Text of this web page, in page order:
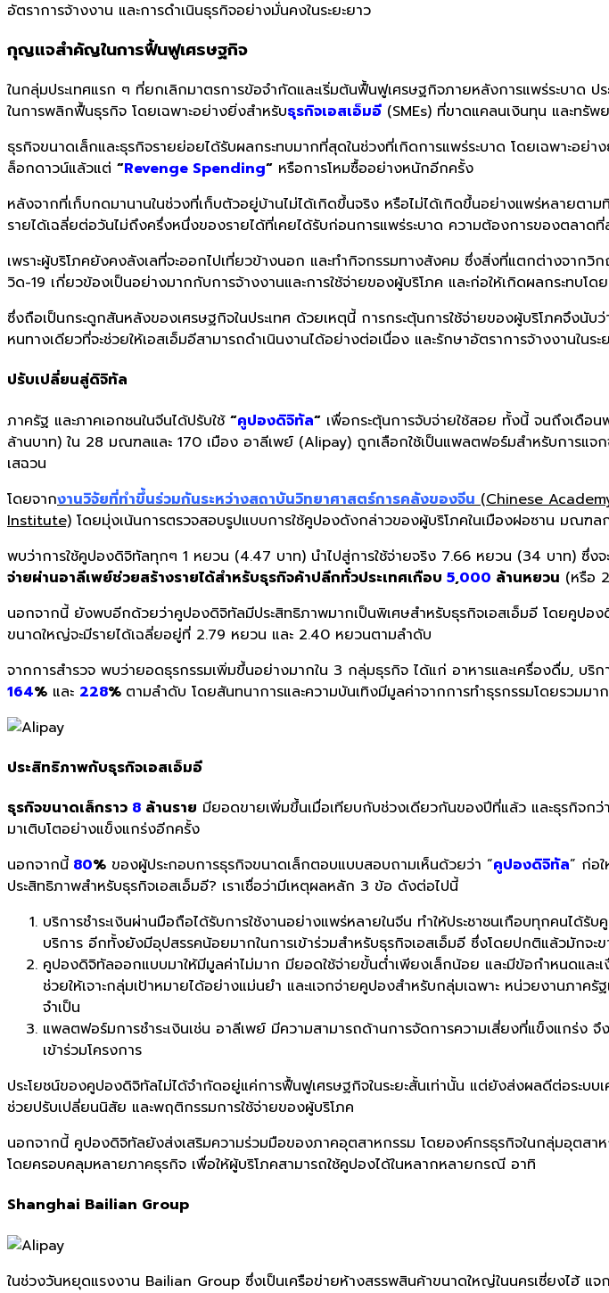
อัตราการจ้างงาน และการดำเนินธุรกิจอย่างมั่นคงในระยะยาว
กุญแจสำคัญในการฟื้นฟูเศรษฐกิจ
ในกลุ่มประเทศแรก ๆ ที่ยกเลิกมาตรการข้อจำกัดและเริ่มต้นฟื้นฟูเศรษฐกิจภายหลังการแพร่ระบาด
ในการพลิกฟื้นธุรกิจ โดยเฉพาะอย่างยิ่งสำหรับธุรกิจเอสเอ็มอี (SMEs) ที่ขาดแคลนเงินทุน และทรั
ธุรกิจขนาดเล็กและธุรกิจรายย่อยได้รับผลกระทบมากที่สุดในช่วงที่เกิดการแพร่ระบาด โดยเฉพาะอ
ล็อกดาวน์แล้วแต่ “Revenge Spending“ หรือการโหมซื้ออย่างหนักอีกครั้ง
หลังจากที่เก็บกดมานานในช่วงที่เก็บตัวอยู่บ้านไม่ได้เกิดขึ้นจริง หรือไม่ได้เกิดขึ้นอย่างแพร่หลายต
รายได้เฉลี่ยต่อวันไม่ถึงครึ่งหนึ่งของรายได้ที่เคยได้รับก่อนการแพร่ระบาด ความต้องการของตลาด
เพราะผู้บริโภคยังคงลังเลที่จะออกไปเที่ยวข้างนอก และทำกิจกรรมทางสังคม ซึ่งสิ่งที่แตกต่างจาก
วิด-19 เกี่ยวข้องเป็นอย่างมากกับการจ้างงานและการใช้จ่ายของผู้บริโภค และก่อให้เกิดผลกระทบโ
ซึ่งถือเป็นกระดูกสันหลังของเศรษฐกิจในประเทศ ด้วยเหตุนี้ การกระตุ้นการใช้จ่ายของผู้บริโภคจึง
หนทางเดียวที่จะช่วยให้เอสเอ็มอีสามารถดำเนินงานได้อย่างต่อเนื่อง และรักษาอัตราการจ้างงานในระ
ปรับเปลี่ยนสู่ดิจิทัล
ภาครัฐ และภาคเอกชนในจีนได้ปรับใช้ “คูปองดิจิทัล“ เพื่อกระตุ้นการจับจ่ายใช้สอย ทั้งนี้ จนถึงเดือ
ล้านบาท) ใน 28 มณฑลและ 170 เมือง อาลีเพย์ (Alipay) ถูกเลือกใช้เป็นแพลตฟอร์มสำหรับการแ
เสฉวน
โดยจากงานวิจัยที่ทำขึ้นร่วมกันระหว่างสถาบันวิทยาศาสตร์การคลังของจีน (Chinese
Institute) โดยมุ่งเน้นการตรวจสอบรูปแบบการใช้คูปองดังกล่าวของผู้บริโภคในเมืองฝอซาน มณฑล
พบว่าการใช้คูปองดิจิทัลทุกๆ 1 หยวน (4.47 บาท) นำไปสู่การใช้จ่ายจริง 7.66 หยวน (34 บาท) ซึ่
จ่ายผ่านอาลีเพย์ช่วยสร้างรายได้สำหรับธุรกิจค้าปลีกทั่วประเทศเกือบ 5,000 ล้านหยวน (หรือ
นอกจากนี้ ยังพบอีกด้วยว่าคูปองดิจิทัลมีประสิทธิภาพมากเป็นพิเศษสำหรับธุรกิจเอสเอ็มอี โดยคูป
ขนาดใหญ่จะมีรายได้เฉลี่ยอยู่ที่ 2.79 หยวน และ 2.40 หยวนตามลำดับ
จากการสำรวจ พบว่ายอดธุรกรรมเพิ่มขึ้นอย่างมากใน 3 กลุ่มธุรกิจ ได้แก่ อาหารและเครื่องดื่ม, บริ
164% และ 228% ตามลำดับ โดยสันทนาการและความบันเทิงมีมูลค่าจากการทำธุรกรรมโดยรวมมา
ประสิทธิภาพกับธุรกิจเอสเอ็มอี
ธุรกิจขนาดเล็กราว 8 ล้านราย มียอดขายเพิ่มขึ้นเมื่อเทียบกับช่วงเดียวกันของปีที่แล้ว และธุรกิจก
มาเติบโตอย่างแข็งแกร่งอีกครั้ง
นอกจากนี้ 80% ของผู้ประกอบการธุรกิจขนาดเล็กตอบแบบสอบถามเห็นด้วยว่า “คูปองดิจิทัล” ก่อ
ประสิทธิภาพสำหรับธุรกิจเอสเอ็มอี? เราเชื่อว่ามีเหตุผลหลัก 3 ข้อ ดังต่อไปนี้
บริการชำระเงินผ่านมือถือได้รับการใช้งานอย่างแพร่หลายในจีน ทำให้ประชาชนเกือบทุกคนไ
บริการ อีกทั้งยังมีอุปสรรคน้อยมากในการเข้าร่วมสำหรับธุรกิจเอสเอ็มอี ซึ่งโดยปกติแล้วมักจะ
คูปองดิจิทัลออกแบบมาให้มีมูลค่าไม่มาก มียอดใช้จ่ายขั้นต่ำเพียงเล็กน้อย และมีข้อกำหนดแล
ช่วยให้เจาะกลุ่มเป้าหมายได้อย่างแม่นยำ และแจกจ่ายคูปองสำหรับกลุ่มเฉพาะ หน่วยงานภา
จำเป็น
แพลตฟอร์มการชำระเงินเช่น อาลีเพย์ มีความสามารถด้านการจัดการความเสี่ยงที่แข็งแกร่ง
เข้าร่วมโครงการ
ประโยชน์ของคูปองดิจิทัลไม่ได้จำกัดอยู่แค่การฟื้นฟูเศรษฐกิจในระยะสั้นเท่านั้น แต่ยังส่งผลดีต่อระบ
ช่วยปรับเปลี่ยนนิสัย และพฤติกรรมการใช้จ่ายของผู้บริโภค
นอกจากนี้ คูปองดิจิทัลยังส่งเสริมความร่วมมือของภาคอุตสาหกรรม โดยองค์กรธุรกิจในกลุ่มอุตส
โดยครอบคลุมหลายภาคธุรกิจ เพื่อให้ผู้บริโภคสามารถใช้คูปองได้ในหลากหลายกรณี อาทิ
Shanghai Bailian Group
ในช่วงวันหยุดแรงงาน Bailian Group ซึ่งเป็นเครือข่ายห้างสรรพสินค้าขนาดใหญ่ในนครเซี่ยงไฮ้ แ